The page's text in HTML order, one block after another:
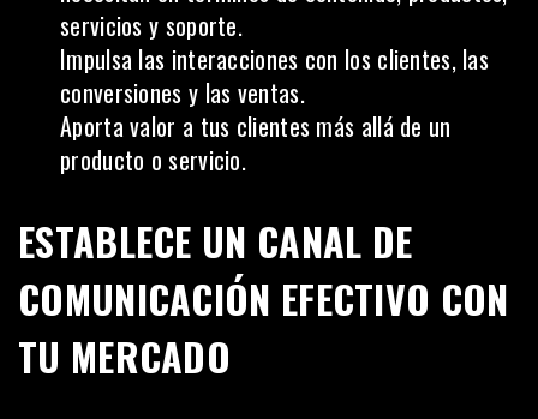
servicios y soporte.
Impulsa las interacciones con los clientes, las
conversiones y las ventas.
Aporta valor a tus clientes más allá de un
producto o servicio.
ESTABLECE UN CANAL DE
COMUNICACIÓN EFECTIVO CON
TU MERCADO